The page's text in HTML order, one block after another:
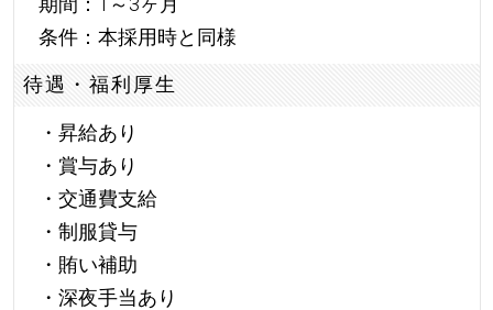
条件：本採用時と同様
待遇・福利厚生
・昇給あり
・賞与あり
・交通費支給
・制服貸与
・賄い補助
・深夜手当あり